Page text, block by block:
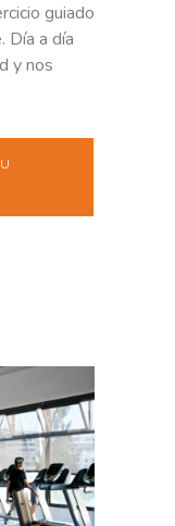
guiado
Día a día
y nos